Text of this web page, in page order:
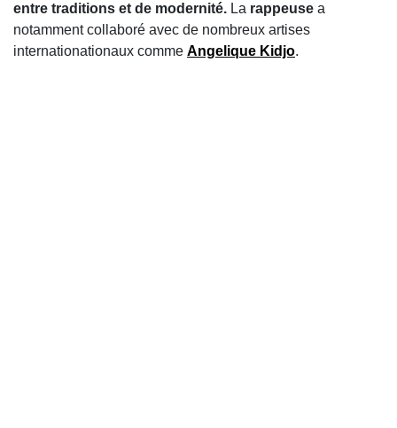
entre traditions et de modernité. La rappeuse a
notamment collaboré avec de nombreux artises
internationationaux comme Angelique Kidjo.